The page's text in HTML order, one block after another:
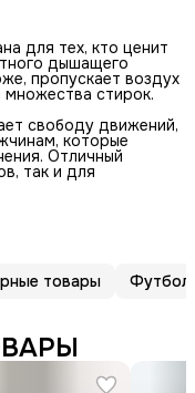
для тех, кто ценит
дышащего
пропускает воздух
стирок.
свободу движений,
которые
Отличный
так и для
товары